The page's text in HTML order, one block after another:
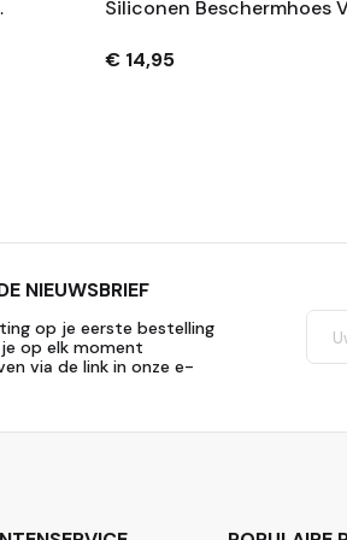
Siliconen Beschermhoes
Mini Evo – Krasbestendig
€ 14,95
NIEUWSBRIEF
op je eerste bestelling
op elk moment
via de link in onze e-